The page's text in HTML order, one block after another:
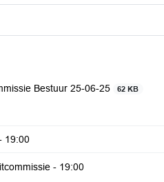
Bestuur 25-06-25
62 KB
19:00
- 19:00